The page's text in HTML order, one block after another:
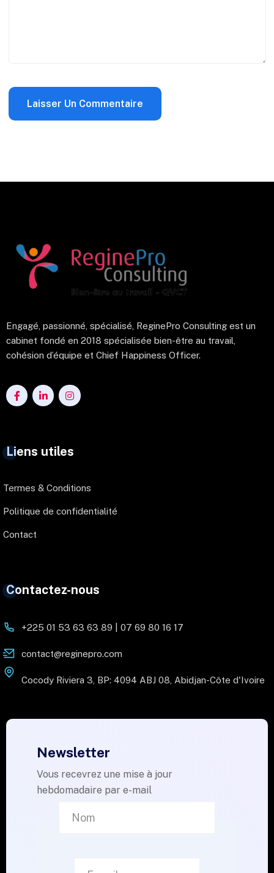
Engagé, passionné, spécialisé, ReginePro Consulting est un
cabinet fondé en 2018 spécialisée bien-être au travail,
cohésion d’équipe et Chief Happiness Officer.
Liens utiles
Termes & Conditions
Politique de confidentialité
Contact
Contactez-nous
+225 01 53 63 63 89 | 07 69 80 16 17
contact@reginepro.com
Cocody Riviera 3, BP: 4094 ABJ 08, Abidjan-Côte d'Ivoire
Newsletter
Vous recevrez une mise à jour
hebdomadaire par e-mail